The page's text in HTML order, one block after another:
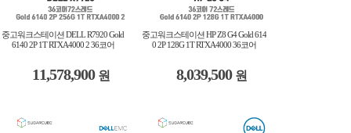
중고워크스테이션 DELL R7920 Gold
6140 2P 1T RTXA4000 2 36코어
11,578,900 원
중고워크스테이션 HP Z8 G4 Gold 614
0 2P 128G 1T RTXA4000 36코어
8,039,500 원